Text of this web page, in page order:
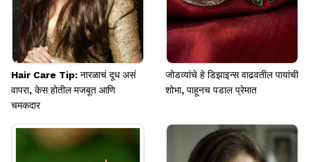
Hair Care Tip: नारळाचं दूध असं
वापरा, केस होतील मजबूत आणि
चमकदार
जोडव्यांचे हे डिझाइन्स वाढवतील पायांची
शोभा, पाहूनच पडाल प्रेमात